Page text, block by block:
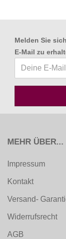
Melden Sie
E-Mail zu
MEHR ÜBER...
Impressum
Kontakt
Versand-
Widerrufsrecht
AGB